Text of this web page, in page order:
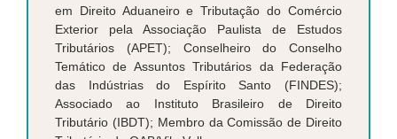
em Direito Aduaneiro e Tributação do Comércio
Exterior pela Associação Paulista de Estudos
Tributários (APET); Conselheiro do Conselho
Temático de Assuntos Tributários da Federação
das Indústrias do Espírito Santo (FINDES);
Associado ao Instituto Brasileiro de Direito
Tributário (IBDT); Membro da Comissão de Direito